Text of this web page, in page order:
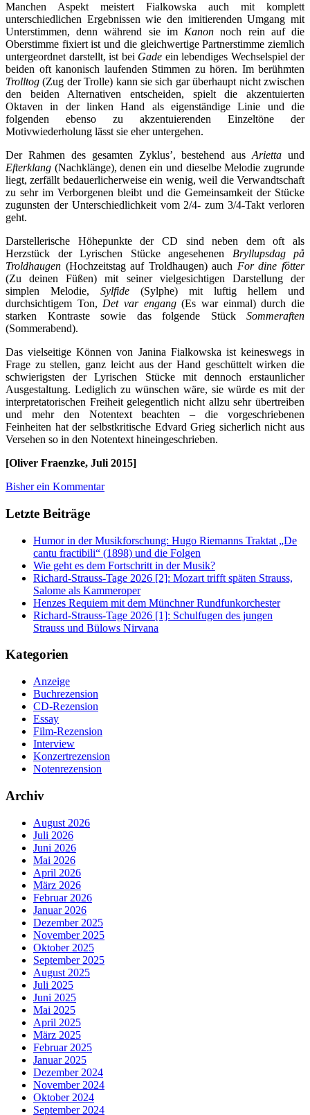
Manchen Aspekt meistert Fialkowska auch mit komplett
unterschiedlichen Ergebnissen wie den imitierenden Umgang mit
Unterstimmen, denn während sie im Kanon noch rein auf die
Oberstimme fixiert ist und die gleichwertige Partnerstimme ziemlich
untergeordnet darstellt, ist bei Gade ein lebendiges Wechselspiel der
beiden oft kanonisch laufenden Stimmen zu hören. Im berühmten
Trolltog (Zug der Trolle) kann sie sich gar überhaupt nicht zwischen
den beiden Alternativen entscheiden, spielt die akzentuierten
Oktaven in der linken Hand als eigenständige Linie und die
folgenden ebenso zu akzentuierenden Einzeltöne der
Motivwiederholung lässt sie eher untergehen.
Der Rahmen des gesamten Zyklus’, bestehend ausArietta und
Efterklang (Nachklänge), denen ein und dieselbe Melodie zugrunde
liegt, zerfällt bedauerlicherweise ein wenig, weil die Verwandtschaft
zu sehr im Verborgenen bleibt und die Gemeinsamkeit der Stücke
zugunsten der Unterschiedlichkeit vom 2/4- zum 3/4-Takt verloren
geht.
Darstellerische Höhepunkte der CD sind neben dem oft als
Herzstück der Lyrischen Stücke angesehenen Bryllupsdag på
Troldhaugen (Hochzeitstag auf Troldhaugen) auch For dine fötter
(Zu deinen Füßen) mit seiner vielgesichtigen Darstellung der
simplen Melodie, Sylfide (Sylphe) mit luftig hellem und
durchsichtigem Ton, Det var engang(Es war einmal) durch die
starken Kontraste sowie das folgende Stück Sommeraften
(Sommerabend).
Das vielseitige Können von Janina Fialkowska ist keineswegs in
Frage zu stellen, ganz leicht aus der Hand geschüttelt wirken die
schwierigsten der Lyrischen Stücke mit dennoch erstaunlicher
Ausgestaltung. Lediglich zu wünschen wäre, sie würde es mit der
interpretatorischen Freiheit gelegentlich nicht allzu sehr übertreiben
und mehr den Notentext beachten – die vorgeschriebenen
Feinheiten hat der selbstkritische Edvard Grieg sicherlich nicht aus
Versehen so in den Notentext hineingeschrieben.
[Oliver Fraenzke, Juli 2015]
Bisher ein Kommentar
Letzte Beiträge
Humor in der Musikforschung: Hugo Riemanns Traktat „De
cantu fractibili“ (1898) und die Folgen
Wie geht es dem Fortschritt in der Musik?
Richard-Strauss-Tage 2026 [2]: Mozart trifft späten Strauss,
Salome als Kammeroper
Henzes Requiem mit dem Münchner Rundfunkorchester
Richard-Strauss-Tage 2026 [1]: Schulfugen des jungen
Strauss und Bülows Nirvana
Kategorien
Anzeige
Buchrezension
CD-Rezension
Essay
Film-Rezension
Interview
Konzertrezension
Notenrezension
Archiv
August 2026
Juli 2026
Juni 2026
Mai 2026
April 2026
März 2026
Februar 2026
Januar 2026
Dezember 2025
November 2025
Oktober 2025
September 2025
August 2025
Juli 2025
Juni 2025
Mai 2025
April 2025
März 2025
Februar 2025
Januar 2025
Dezember 2024
November 2024
Oktober 2024
September 2024